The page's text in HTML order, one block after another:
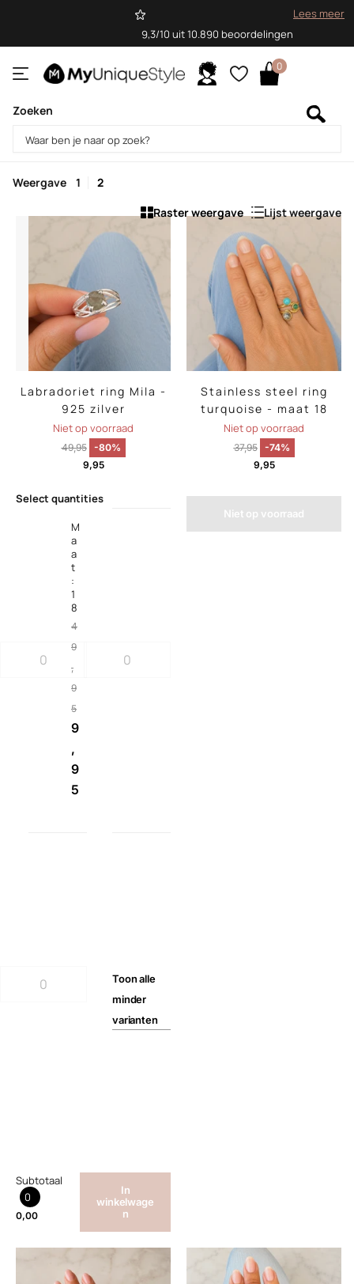
9,3/10 uit 10.890 beoordelingen
Lees meer
Zoeken
0
Homepage
Sale
Weergave 1
2
Raster weergave
Lijst weergave
Labradoriet ring Mila -
925 zilver
Niet op voorraad
49,95
-80%
9,95
Select quantities
M
a
a
t
:
1
8
4
9
,
9
5
9
,
9
5
Toonalle
minder
varianten
Subtotaal
0
0,00
In
winkelwage
n
Stainless steel ring
turquoise - maat 18
Niet op voorraad
37,95
-74%
9,95
Niet op voorraad